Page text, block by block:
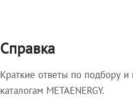
Справка
Краткие ответы по подбору
каталогам METAENERGY.